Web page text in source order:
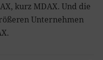
kurz MDAX. Und die
Unternehmen